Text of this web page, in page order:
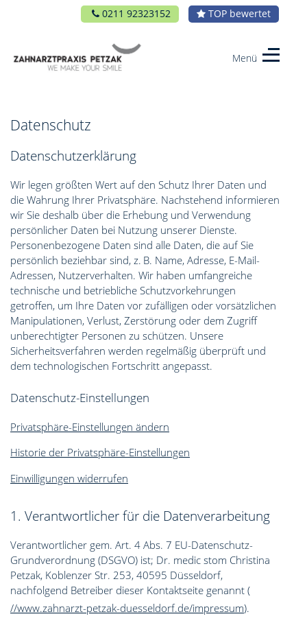
0211 92323152 TOP bewertet
Christina
Petzak
Menü
Datenschutz
Datenschutzerklärung
Wir legen größten Wert auf den Schutz Ihrer Daten und
die Wahrung Ihrer Privatsphäre. Nachstehend informieren
wir Sie deshalb über die Erhebung und Verwendung
persönlicher Daten bei Nutzung unserer Dienste.
Personenbezogene Daten sind alle Daten, die auf Sie
persönlich beziehbar sind, z. B. Name, Adresse, E-Mail-
Adressen, Nutzerverhalten. Wir haben umfangreiche
technische und betriebliche Schutzvorkehrungen
getroffen, um Ihre Daten vor zufälligen oder vorsätzlichen
Manipulationen, Verlust, Zerstörung oder dem Zugriff
unberechtigter Personen zu schützen. Unsere
Sicherheitsverfahren werden regelmäßig überprüft und
dem technologischen Fortschritt angepasst.
Datenschutz-Einstellungen
Privatsphäre-Einstellungen ändern
Historie der Privatsphäre-Einstellungen
Einwilligungen widerrufen
1. Verantwortlicher für die Datenverarbeitung
Verantwortlicher gem. Art. 4 Abs. 7 EU-Datenschutz-
Grundverordnung (DSGVO) ist; Dr. medic stom Christina
Petzak, Koblenzer Str. 253, 40595 Düsseldorf,
nachfolgend Betreiber dieser Kontaktseite genannt (
//www.zahnarzt-petzak-duesseldorf.de/impressum).